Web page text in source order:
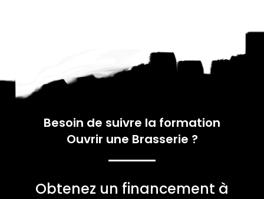
Besoin de suivre la formation
Ouvrir une Brasserie ?
Obtenez un financement à